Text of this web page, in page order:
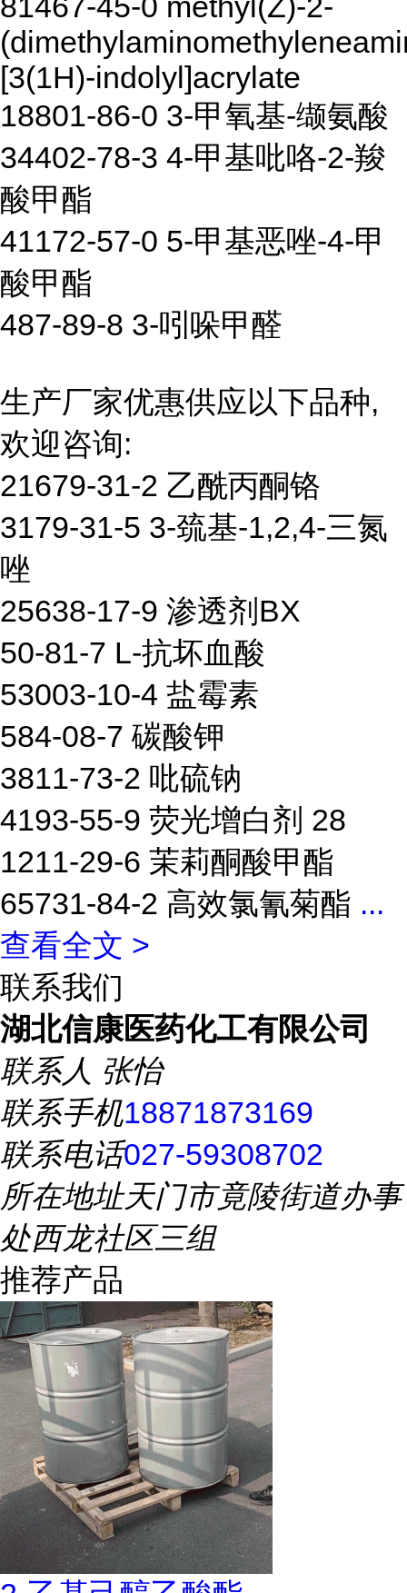
[3(1H)-indolyl]acrylate
18801-86-0 3-甲氧基-缬氨酸
34402-78-3 4-甲基吡咯-2-羧
酸甲酯
41172-57-0 5-甲基恶唑-4-甲
酸甲酯
487-89-8 3-吲哚甲醛
生产厂家优惠供应以下品种,
欢迎咨询:
21679-31-2 乙酰丙酮铬
3179-31-5 3-巯基-1,2,4-三氮
唑
25638-17-9 渗透剂BX
50-81-7 L-抗坏血酸
53003-10-4 盐霉素
584-08-7 碳酸钾
3811-73-2 吡硫钠
4193-55-9 荧光增白剂 28
1211-29-6 茉莉酮酸甲酯
65731-84-2 高效氯氰菊酯 ...
查看全文 >
联系我们
湖北信康医药化工有限公司
联系人 张怡
联系手机18871873169
联系电话027-59308702
所在地址天门市竟陵街道办事
处西龙社区三组
推荐产品